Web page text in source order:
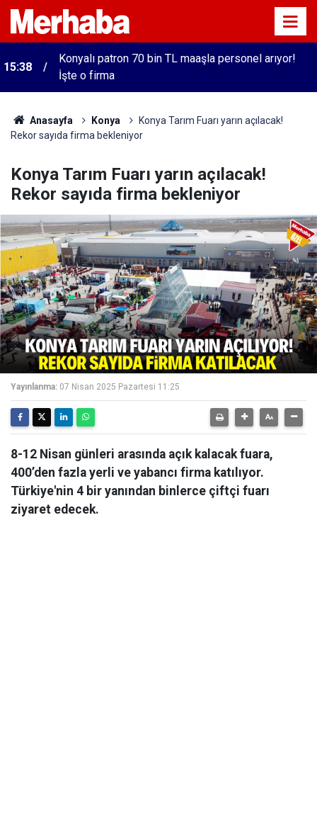
15:38
Konyalı patron 70 bin TL maaşla personel arıyor!
İşte o firma
Anasayfa Konya
Konya Tarım Fuarı yarın açılacak!
Rekor sayıda firma bekleniyor
Konya Tarım Fuarı yarın açılacak!
Rekor sayıda firma bekleniyor
Yayınlanma: 07 Nisan 2025 Pazartesi 11:25
8-12 Nisan günleri arasında açık kalacak fuara,
400’den fazla yerli ve yabancı firma katılıyor.
Türkiye'nin 4 bir yanından binlerce çiftçi fuarı
ziyaret edecek.